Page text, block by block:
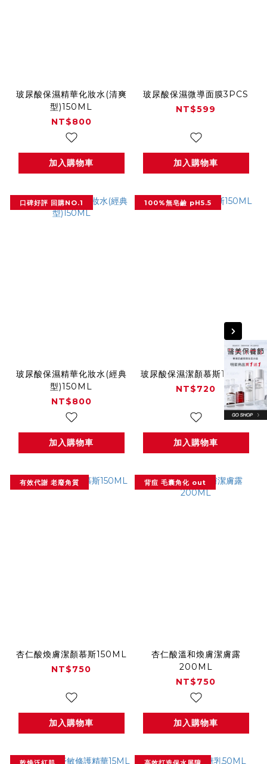
玻尿酸保濕精華化妝水(清爽
型)150ML
NT$800
加入購物車
玻尿酸保濕微導面膜3PCS
NT$599
加入購物車
口碑好評 回購NO.1
玻尿酸保濕精華化妝水(經典
型)150ML
NT$800
加入購物車
100%無皂鹼 pH5.5
玻尿酸保濕潔顏慕斯150ML
NT$720
加入購物車
有效代謝 老廢角質
杏仁酸煥膚潔顏慕斯150ML
NT$750
加入購物車
背痘 毛囊角化 out
杏仁酸溫和煥膚潔膚露
200ML
NT$750
加入購物車